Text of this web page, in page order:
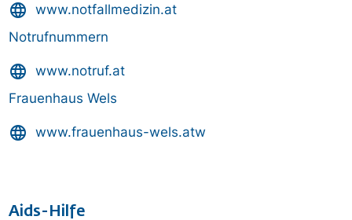
language
www.notfallmedizin.at
Notrufnummern
language
www.notruf.at
Frauenhaus Wels
language www.frauenhaus-wels.atw
Aids-Hilfe